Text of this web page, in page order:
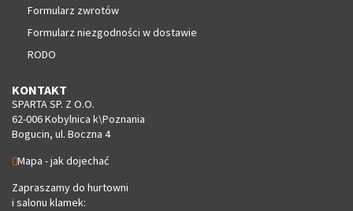
Formularz zwrotów
Formularz niezgodności w dostawie
RODO
KONTAKT
SPARTA SP. Z O.O.
62-006 Kobylnica k\Poznania
Bogucin, ul. Boczna 4
Mapa - jak dojechać
Zapraszamy do hurtowni
i salonu klamek: